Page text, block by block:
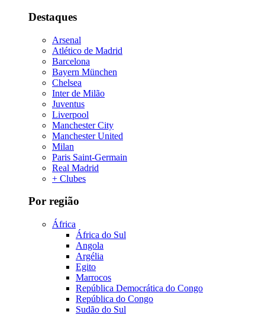
Destaques
Arsenal
Atlético de Madrid
Barcelona
Bayern München
Chelsea
Inter de Milão
Juventus
Liverpool
Manchester City
Manchester United
Milan
Paris Saint-Germain
Real Madrid
+ Clubes
Por região
África
África do Sul
Angola
Argélia
Egito
Marrocos
República Democrática do Congo
República do Congo
Sudão do Sul